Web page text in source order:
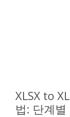
XLSX to
법: 단계별